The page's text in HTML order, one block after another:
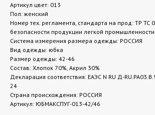
Артикул цвет: 013
Пол: женский
Номер тех. регламента, стандарта на прод: ТР ТС
безопасности продукции легкой
Система измерения размера одежды: РОССИЯ
Вид одежды: юбка
Размер одежды: 42-46
Состав: Хлопок 70%, Акрил 30%
Декларация соответствия: ЕАЭС N RU Д-
24
Страна происхождения: РОССИЯ
Артикул: ЮБMАКСПУГ-013-42/46